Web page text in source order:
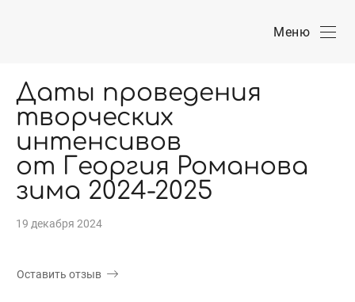
Меню
Даты проведения
творческих
интенсивов
от Георгия Романова
зима 2024-2025
19 декабря 2024
Оставить отзыв